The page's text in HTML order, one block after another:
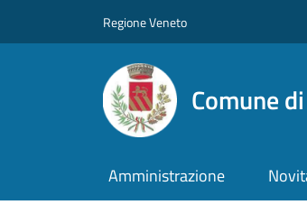
Regione Veneto
Comune
Amministrazione